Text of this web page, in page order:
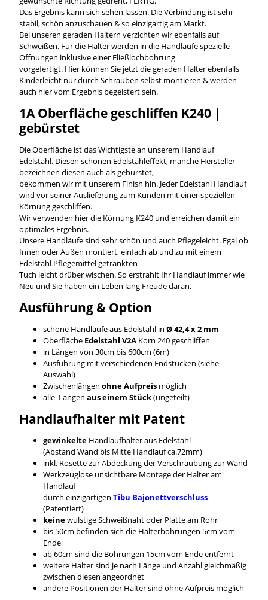
Das Ergebnis kann sich sehen lassen. Die Verbindung ist sehr
stabil, schön anzuschauen & so einzigartig am Markt.
Bei unseren geraden Haltern verzichten wir ebenfalls auf
Schweißen. Für die Halter werden in die Handläufe spezielle
Öffnungen inklusive einer Fließlochbohrung
vorgefertigt. Hier können Sie jetzt die geraden Halter ebenfalls
Kinderleicht nur durch Schrauben selbst montieren & werden
auch hier vom Ergebnis begeistert sein.
1A Oberfläche geschliffen K240 |
gebürstet
Die Oberfläche ist das Wichtigste an unserem Handlauf
Edelstahl. Diesen schönen Edelstahleffekt, manche Hersteller
bezeichnen diesen auch als gebürstet,
bekommen wir mit unserem Finish hin. Jeder Edelstahl Handlauf
wird vor seiner Auslieferung zum Kunden mit einer speziellen
Körnung geschliffen.
Wir verwenden hier die Körnung K240 und erreichen damit ein
optimales Ergebnis.
Unsere Handläufe sind sehr schön und auch Pflegeleicht. Egal ob
Innen oder Außen montiert, einfach ab und zu mit einem
Edelstahl Pflegemittel getränkten
Tuch leicht drüber wischen. So erstrahlt Ihr Handlauf immer wie
Neu und Sie haben ein Leben lang Freude daran.
Ausführung & Option
schöne Handläufe aus Edelstahl in Ø 42,4 x 2 mm
Oberfläche Edelstahl V2A Korn 240 geschliffen
in Längen von 30cm bis 600cm (6m)
Ausführung mit verschiedenen Endstücken (siehe
Auswahl)
Zwischenlängen ohne Aufpreis möglich
alle Längen aus einem Stück(ungeteilt)
Handlaufhalter mit Patent
gewinkelteHandlaufhalter aus Edelstahl
(Abstand Wand bis Mitte Handlauf ca.72mm)
inkl. Rosette zur Abdeckung der Verschraubung zur Wand
Werkzeuglose unsichtbare Montage der Halter am
Handlauf
durch einzigartigen Tibu Bajonettverschluss
(Patentiert)
keinewulstige Schweißnaht oder Platte am Rohr
bis 50cm befinden sich die Halterbohrungen 5cm vom
Ende
ab 60cm sind die Bohrungen 15cm vom Ende entfernt
weitere Halter sind je nach Länge und Anzahl gleichmäßig
zwischen diesen angeordnet
andere Positionen der Halter sind ohne Aufpreis möglich